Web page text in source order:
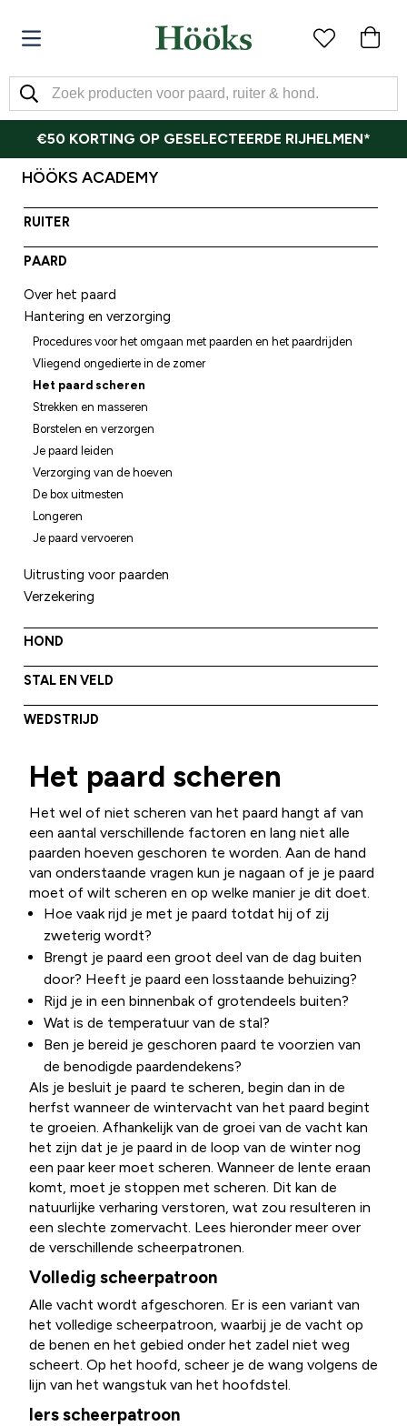
€50 KORTING OP GESELECTEERDE RIJHELMEN*
HÖÖKS ACADEMY
RUITER
PAARD
Over het paard
Hantering en verzorging
Procedures voor het omgaan met paarden en het paardrijden
Vliegend ongedierte in de zomer
Het paard scheren
Strekken en masseren
Borstelen en verzorgen
Je paard leiden
Verzorging van de hoeven
De box uitmesten
Longeren
Je paard vervoeren
Uitrusting voor paarden
Verzekering
HOND
STAL EN VELD
WEDSTRIJD
Het paard scheren
Het wel of niet scheren van het paard hangt af van
een aantal verschillende factoren en lang niet alle
paarden hoeven geschoren te worden. Aan de hand
van onderstaande vragen kun je nagaan of je je paard
moet of wilt scheren en op welke manier je dit doet.
Hoe vaak rijd je met je paard totdat hij of zij
zweterig wordt?
Brengt je paard een groot deel van de dag buiten
door? Heeft je paard een losstaande behuizing?
Rijd je in een binnenbak of grotendeels buiten?
Wat is de temperatuur van de stal?
Ben je bereid je geschoren paard te voorzien van
de benodigde paardendekens?
Als je besluit je paard te scheren, begin dan in de
herfst wanneer de wintervacht van het paard begint
te groeien. Afhankelijk van de groei van de vacht kan
het zijn dat je je paard in de loop van de winter nog
een paar keer moet scheren. Wanneer de lente eraan
komt, moet je stoppen met scheren. Dit kan de
natuurlijke verharing verstoren, wat zou resulteren in
een slechte zomervacht. Lees hieronder meer over
de verschillende scheerpatronen.
Volledig scheerpatroon
Alle vacht wordt afgeschoren. Er is een variant van
het volledige scheerpatroon, waarbij je de vacht op
de benen en het gebied onder het zadel niet weg
scheert. Op het hoofd, scheer je de wang volgens de
lijn van het wangstuk van het hoofdstel.
Iers scheerpatroon